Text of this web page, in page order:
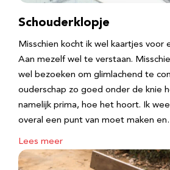
Schouderklopje
Misschien kocht ik wel kaartjes voor
Aan mezelf wel te verstaan.
wel bezoeken om glimlachend te
ouderschap zo goed onder de knie
namelijk prima, hoe het hoort. Ik
overal een punt van moet maken
Lees meer